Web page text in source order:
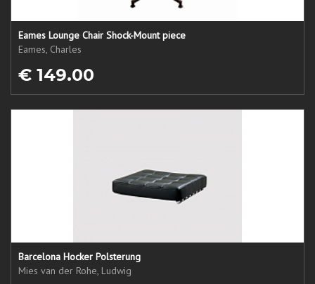
Eames Lounge Chair Shock-Mount piece
Eames, Charles
€ 149.00
Barcelona Hocker Polsterung
Mies van der Rohe, Ludwig